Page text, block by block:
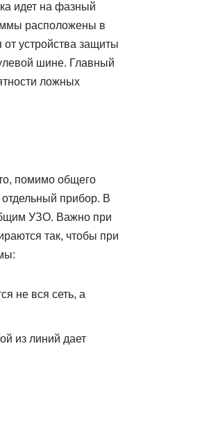
идет на фазный
расположены в
устройства защиты
шине. Главный
ложных
помимо общего
отдельный прибор. В
УЗО. Важно при
так, чтобы при
не вся сеть, а
из линий дает